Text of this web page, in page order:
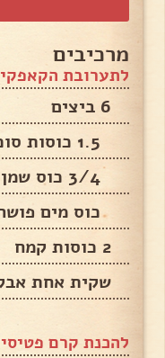
מרכיבים
לתערובת
6 ביצים
3/4 כוס שמן
כוס מים
2 כוסות קמח
שקית אחת
להכנת קרם